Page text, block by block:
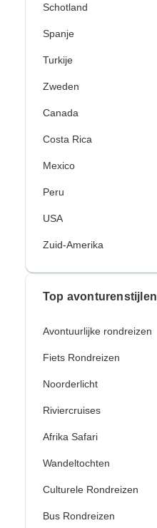
Schotland
Spanje
Turkije
Zweden
Canada
Costa Rica
Mexico
Peru
USA
Zuid-Amerika
Top avonturenstijlen
Avontuurlijke rondreizen
Fiets Rondreizen
Noorderlicht
Riviercruises
Afrika Safari
Wandeltochten
Culturele Rondreizen
Bus Rondreizen